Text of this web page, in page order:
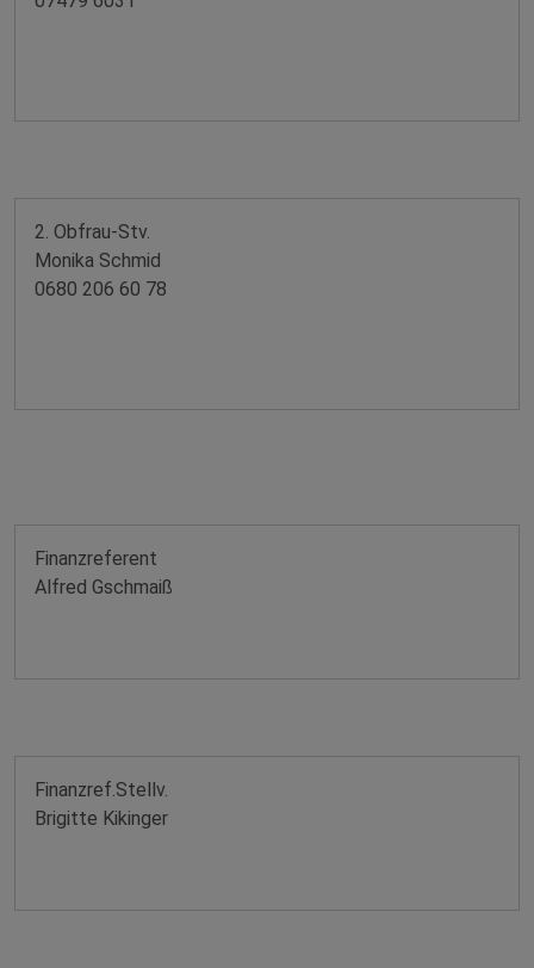
2. Obfrau-Stv.
Monika Schmid
0680 206 60 78
Finanzreferent
Alfred Gschmaiß
Finanzref.Stellv.
Brigitte Kikinger